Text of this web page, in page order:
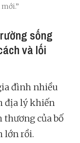
sống
và lối
đình nhiều
địa lý khiến
của bố
lớn rồi.